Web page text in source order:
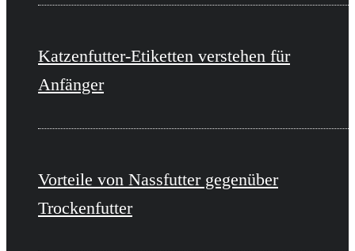
Katzenfutter-Etiketten verstehen für
Anfänger
Vorteile von Nassfutter gegenüber
Trockenfutter